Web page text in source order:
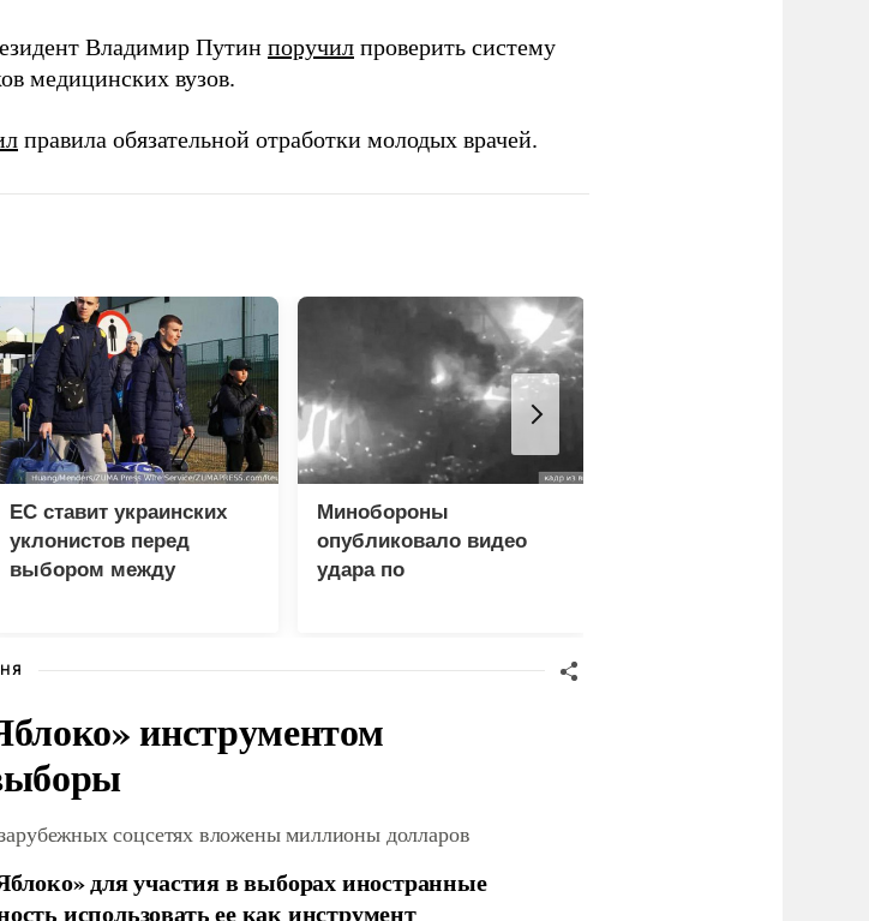
Владимир Путин поручил проверить систему
медицинских вузов.
правила обязательной отработки молодых врачей.
ЕС ставит украинских
уклонистов перед
выбором между
Минобороны
опубликовало видео
удара по
инструментом
соцсетях вложены миллионы долларов
для участия в выборах иностранные
использовать ее как инструмент